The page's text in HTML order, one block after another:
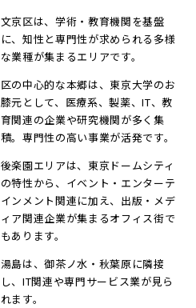
文京区は、学術・教育機関を基盤
に、知性と専門性が求められる多様
な業種が集まるエリアです。
区の中心的な本郷は、東京大学のお
膝元として、医療系、製薬、IT、教
育関連の企業や研究機関が多く集
積。専門性の高い事業が活発です。
後楽園エリアは、東京ドームシティ
の特性から、イベント・エンターテ
インメント関連に加え、出版・メデ
ィア関連企業が集まるオフィス街で
もあります。
湯島は、御茶ノ水・秋葉原に隣接
し、IT関連や専門サービス業が見ら
れます。